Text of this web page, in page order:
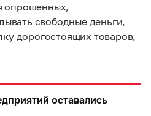
опрошенных,
свободные деньги,
дорогостоящих товаров,
оставались